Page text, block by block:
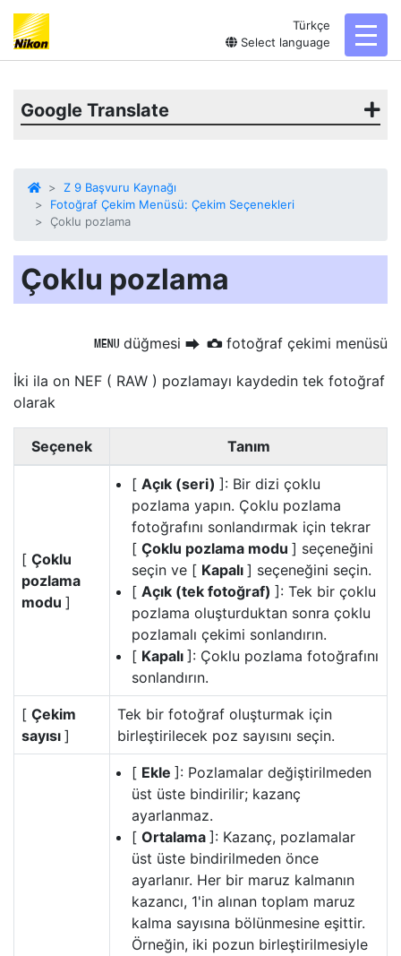
Türkçe
Select language
Google Translate
Z 9 Başvuru Kaynağı
Fotoğraf Çekim Menüsü: Çekim Seçenekleri
Çoklu pozlama
Çoklu pozlama
G düğmesi U C fotoğraf çekimi menüsü
İki ila on NEF ( RAW ) pozlamayı kaydedin tek fotoğraf
olarak
Seçenek Tanım
[ Çoklu
pozlama
modu ]
[ Açık (seri) ]: Bir dizi çoklu
pozlama yapın. Çoklu pozlama
fotoğrafını sonlandırmak için tekrar
[ Çoklu pozlama modu ] seçeneğini
seçin ve [ Kapalı ] seçeneğini seçin.
[ Açık (tek fotoğraf) ]: Tek bir çoklu
pozlama oluşturduktan sonra çoklu
pozlamalı çekimi sonlandırın.
[ Kapalı ]: Çoklu pozlama fotoğrafını
sonlandırın.
[ Çekim
sayısı ]
Tek bir fotoğraf oluşturmak için
birleştirilecek poz sayısını seçin.
[ Ekle ]: Pozlamalar değiştirilmeden
üst üste bindirilir; kazanç
ayarlanmaz.
[ Ortalama ]: Kazanç, pozlamalar
üst üste bindirilmeden önce
ayarlanır. Her bir maruz kalmanın
kazancı, 1'in alınan toplam maruz
kalma sayısına bölünmesine eşittir.
Örneğin, iki pozun birleştirilmesiyle